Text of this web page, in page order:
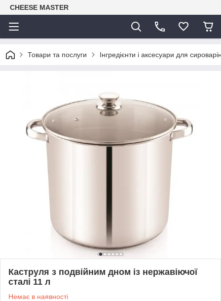
CHEESE MASTER
Товари та послуги Інгредієнти і аксесуари для
Каструля з подвійним дном із нержавіючої
сталі 11 л
Немає в наявності